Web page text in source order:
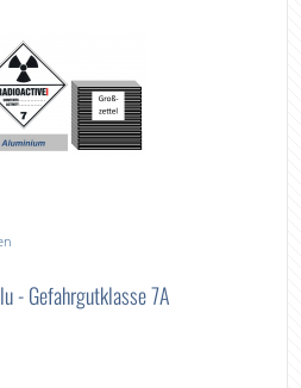
- Gefahrgutklasse 7A